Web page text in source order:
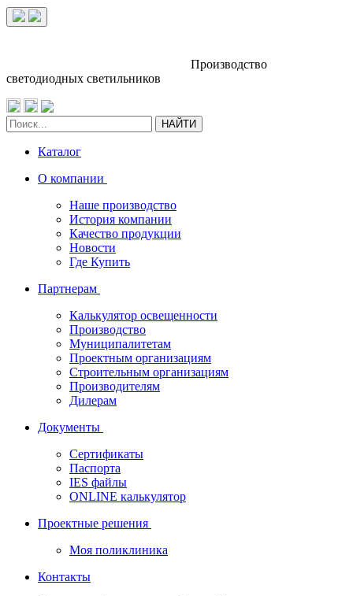
Производство
светодиодных светильников
НАЙТИ
Каталог
О компании
Наше производство
История компании
Качество продукции
Новости
Где Купить
Партнерам
Калькулятор освещенности
Производство
Муниципалитетам
Проектным организациям
Строительным организациям
Производителям
Дилерам
Документы
Сертификаты
Паспорта
IES файлы
ONLINE калькулятор
Проектные решения
Моя поликлиника
Контакты